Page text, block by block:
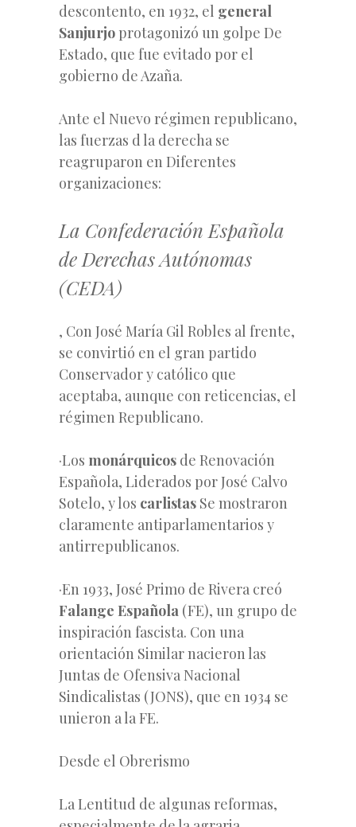
descontento, en 1932, el general
Sanjurjo protagonizó un golpe De
Estado, que fue evitado por el
gobierno de Azaña.
Ante el Nuevo régimen republicano,
las fuerzas d la derecha se
reagruparon en Diferentes
organizaciones:
La Confederación Española
de Derechas Autónomas
(CEDA)
, Con José María Gil Robles al frente,
se convirtió en el gran partido
Conservador y católico que
aceptaba, aunque con reticencias, el
régimen Republicano.
·Los monárquicos de Renovación
Española, Liderados por José Calvo
Sotelo, y los carlistas Se mostraron
claramente antiparlamentarios y
antirrepublicanos.
·En 1933, José Primo de Rivera creó
Falange Española (FE), un grupo de
inspiración fascista. Con una
orientación Similar nacieron las
Juntas de Ofensiva Nacional
Sindicalistas (JONS), que en 1934 se
unieron a la FE.
Desde el Obrerismo
La Lentitud de algunas reformas,